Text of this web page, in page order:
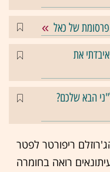
של כאל
את
הבא שלכם?
ריפורטר לפטר
רואה בחומרה